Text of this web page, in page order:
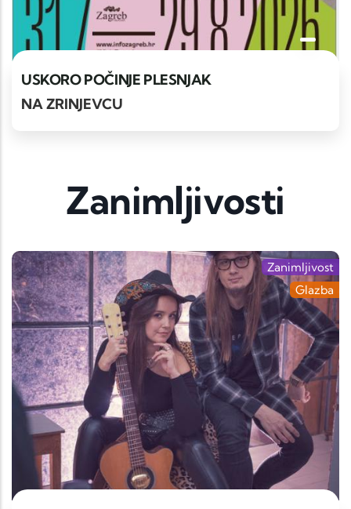
USKORO POČINJE PLESNJAK
NA ZRINJEVCU
Zanimljivosti
Zanimljivost
Glazba